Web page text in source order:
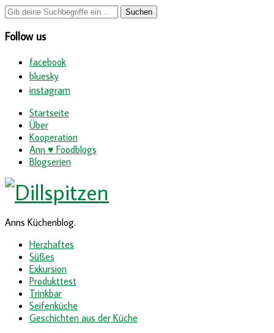
Follow us
facebook
bluesky
instagram
Startseite
Über
Kooperation
Ann ♥ Foodblogs
Blogserien
Anns Küchenblog.
Herzhaftes
Süßes
Exkursion
Produkttest
Trinkbar
Seifenküche
Geschichten aus der Küche